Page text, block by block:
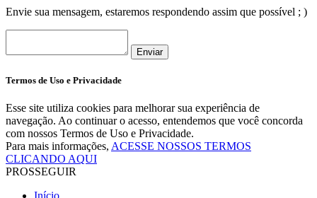
Envie sua mensagem, estaremos respondendo assim que possível ; )
Enviar
Termos de Uso e Privacidade
Esse site utiliza cookies para melhorar sua experiência de
navegação. Ao continuar o acesso, entendemos que você concorda
com nossos Termos de Uso e Privacidade.
Para mais informações, ACESSE NOSSOS TERMOS
CLICANDO AQUI
PROSSEGUIR